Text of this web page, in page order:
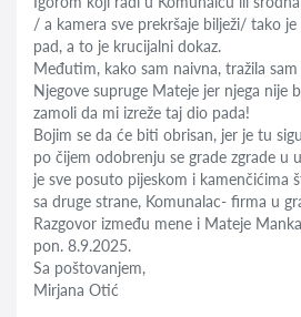
/ a kamera sve prekršaje bilježi/ tako
pad, a to je krucijalni dokaz.
Međutim, kako sam naivna, tražila
Njegove supruge Mateje jer njega nije
zamoli da mi izreže taj dio pada!
Bojim se da će biti obrisan, jer je tu
po čijem odobrenju se grade zgrade u
je sve posuto pijeskom i kamenčićima
sa druge strane, Komunalac- firma u
Razgovor između mene i Mateje
pon. 8.9.2025.
Sa poštovanjem,
Mirjana Otić